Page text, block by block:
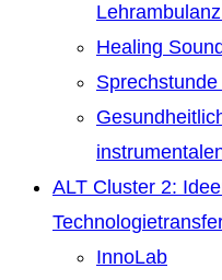
Healing
ALT Cluster 2:
InnoLab